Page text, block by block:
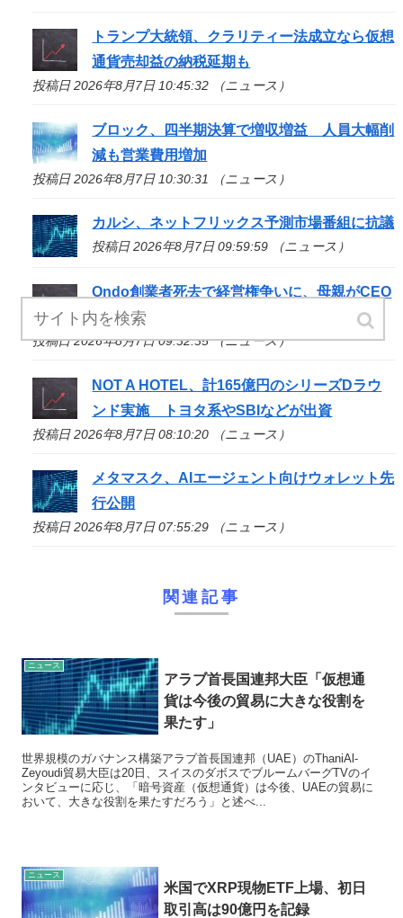
トランプ大統領、クラリティー法成立なら仮想
通貨売却益の納税延期も
投稿日 2026年8月7日 10:45:32 （ニュース）
ブロック、四半期決算で増収増益 人員大幅削
減も営業費用増加
投稿日 2026年8月7日 10:30:31 （ニュース）
カルシ、ネットフリックス予測市場番組に抗議
投稿日 2026年8月7日 09:59:59 （ニュース）
Ondo創業者死去で経営権争いに、母親がCEO
を提訴
投稿日 2026年8月7日 09:32:35 （ニュース）
NOT A HOTEL、計165億円のシリーズDラウ
ンド実施 トヨタ系やSBIなどが出資
投稿日 2026年8月7日 08:10:20 （ニュース）
メタマスク、AIエージェント向けウォレット先
行公開
投稿日 2026年8月7日 07:55:29 （ニュース）
関連記事
ニュース
アラブ首長国連邦大臣「仮想通
貨は今後の貿易に大きな役割を
果たす」
世界規模のガバナンス構築アラブ首長国連邦（UAE）のThaniAl-
Zeyoudi貿易大臣は20日、スイスのダボスでブルームバーグTVのイ
ンタビューに応じ、「暗号資産（仮想通貨）は今後、UAEの貿易に
おいて、大きな役割を果たすだろう」と述べ...
ニュース
米国でXRP現物ETF上場、初日
取引高は90億円を記録